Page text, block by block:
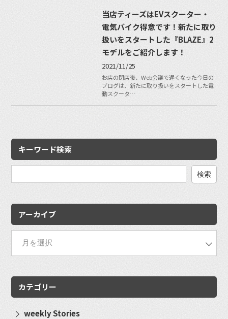
当店ティーズはEVスクーター・
電気バイク得意です！新たに取り
扱いをスタートした『BLAZE』2
モデルをご紹介します！
2021/11/25
お店の閉店後、Web会議で遅くなった今日の
ブログは、新たに取り扱いをスタートした電
動スクータ…
キーワード検索
アーカイブ
カテゴリー
weekly Stories